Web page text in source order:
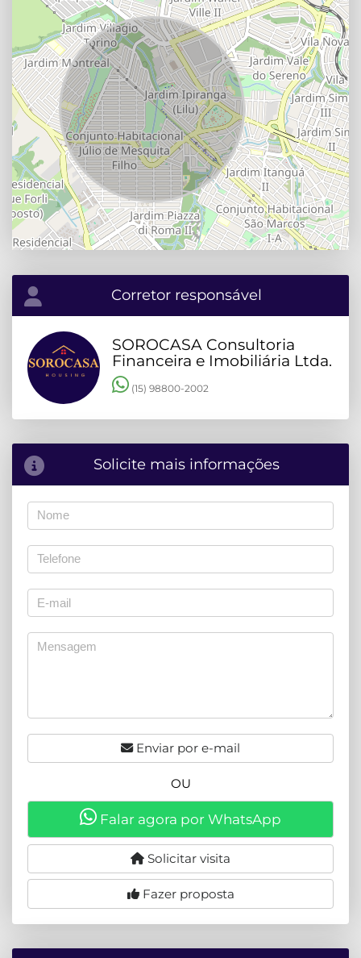
Corretor responsável
SOROCASA Consultoria
Financeira e Imobiliária Ltda.
(15) 98800-2002
Solicite mais informações
Enviar por e-mail
OU
Falar agora por WhatsApp
Solicitar visita
Fazer proposta